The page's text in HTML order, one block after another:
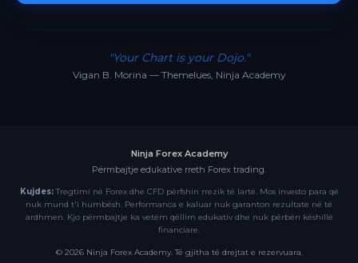
"Your Chart is your Dojo."
Vigan B. Morina — Themelues, Ninja Academy
Ninja Forex Academy
Përmbajtje edukative rreth Forex trading.
Kujdes:Tregtimi në Forex dhe CFD përfshin rrezik të lartë. Mos investo para që
nuk mund t'i humbësh. Performanca e kaluar nuk garanton rezultate në të
ardhmen. Kjo përmbajtje ka vetëm qëllim edukativ dhe nuk përbën këshillë
financiare.
© 2026Ninja Forex Academy. Të gjitha të drejtat e rezervuara.